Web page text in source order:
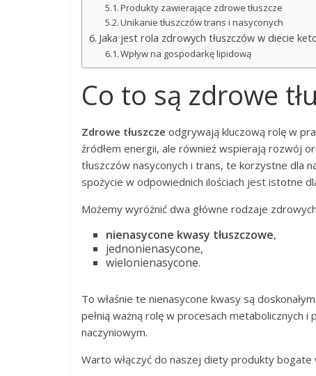
Produkty zawierające zdrowe tłuszcze
Unikanie tłuszczów trans i nasyconych
Jaka jest rola zdrowych tłuszczów w diecie
Wpływ na gospodarkę lipidową
Co to są zdrowe
Zdrowe tłuszcze odgrywają kluczową rolę w
źródłem energii, ale również wspierają rozwój
tłuszczów nasyconych i trans, te korzystne dla
spożycie w odpowiednich ilościach jest istotne
Możemy wyróżnić dwa główne rodzaje
nienasycone kwasy tłuszczowe,
jednonienasycone,
wielonienasycone.
To właśnie te nienasycone kwasy są
pełnią ważną rolę w procesach metabolicznych
naczyniowym.
Warto włączyć do naszej diety produkty bogate